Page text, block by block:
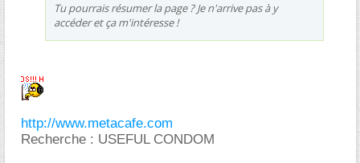
Tu pourrais résumer la page ? Je n'arrive pas à y
accéder et ça m'intéresse !
http://www.metacafe.com
Recherche : USEFUL CONDOM